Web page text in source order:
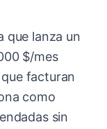
que lanza un
$/mes
facturan
como
sin